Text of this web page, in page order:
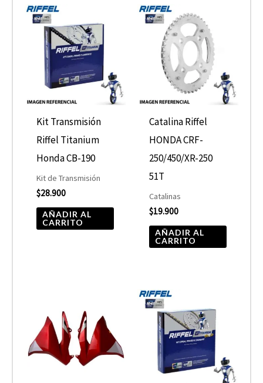
Kit Transmisión
Riffel Titanium
Honda CB-190
Kit de Transmisión
$28.900
AÑADIR AL
CARRITO
Catalina Riffel
HONDA CRF-
250/450/XR-250
51T
Catalinas
$19.900
AÑADIR AL
CARRITO